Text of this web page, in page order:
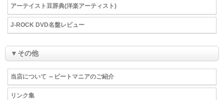
アーテイスト豆辞典(洋楽アーティスト)
J-ROCK DVD名盤レビュー
▼その他
当店について ～ビートマニアのご紹介
リンク集